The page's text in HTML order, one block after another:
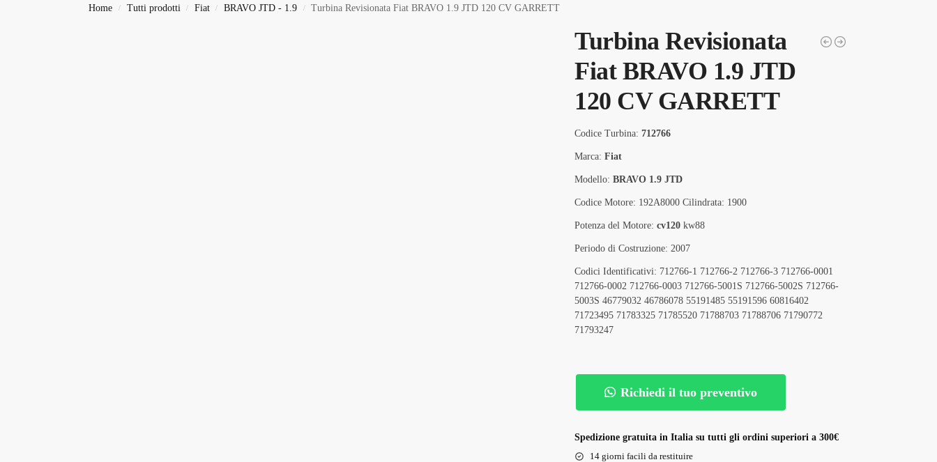
Home / Tutti prodotti / Fiat / BRAVO JTD - 1.9 / Turbina Revisionata Fiat BRAVO 1.9 JTD 120 CV GARRETT
Turbina Revisionata
Fiat BRAVO 1.9 JTD
120 CV GARRETT
Codice Turbina:712766
Marca:Fiat
Modello:BRAVO 1.9 JTD
Codice Motore: 192A8000 Cilindrata: 1900
Potenza del Motore:cv120 kw88
Periodo di Costruzione: 2007
Codici Identificativi: 712766-1 712766-2 712766-3 712766-0001
712766-0002 712766-0003 712766-5001S 712766-5002S 712766-
5003S 46779032 46786078 55191485 55191596 60816402
71723495 71783325 71785520 71788703 71788706 71790772
71793247
Richiedi il tuo preventivo
Spedizione gratuita in Italia su tutti gli ordini superiori a 300€
14 giorni facili da restituire